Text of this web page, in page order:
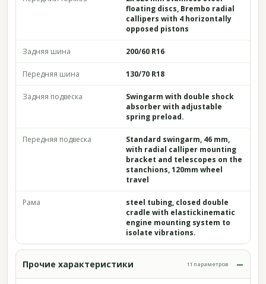
floating discs, Brembo radial
callipers with 4 horizontally
opposed pistons
Задняя шина 200/60 R16
Передняя шина 130/70 R18
Задняя подвеска
Swingarm with double shock
absorber with adjustable
spring preload.
Передняя подвеска
Standard swingarm, 46 mm,
with radial calliper mounting
bracket and telescopes on the
stanchions, 120mm wheel
travel
Рама
steel tubing, closed double
cradle with elastickinematic
engine mounting system to
isolate vibrations.
Прочие характеристики 11 параметров